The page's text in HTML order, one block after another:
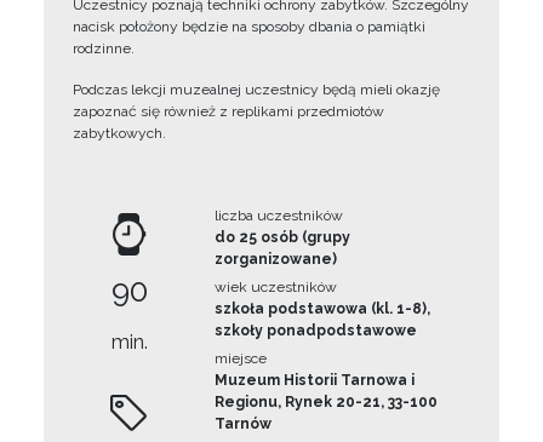
Uczestnicy poznają techniki ochrony zabytków. Szczególny
nacisk położony będzie na sposoby dbania o pamiątki
rodzinne.
Podczas lekcji muzealnej uczestnicy będą mieli okazję
zapoznać się również z replikami przedmiotów
zabytkowych.
90
min.
liczba uczestników
do 25 osób (grupy
zorganizowane)
wiek uczestników
szkoła podstawowa (kl. 1-8),
szkoły ponadpodstawowe
miejsce
Muzeum Historii Tarnowa i
Regionu, Rynek 20-21, 33-100
Tarnów